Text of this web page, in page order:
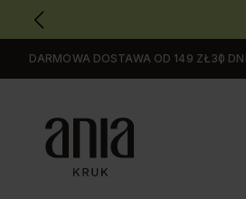
GŁÓWNEJ
ZAWARTOŚCI
MENU
DARMOWA DOSTAWA OD 149 ZŁ30